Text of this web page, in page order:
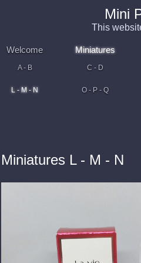
Mini
This
Welcome Miniatures
A - B C - D
L - M - N O - P - Q
Miniatures L - M - N